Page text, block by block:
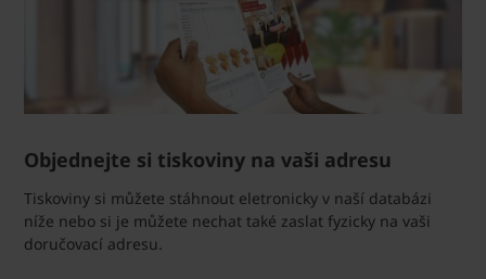
Objednejte si tiskoviny na vaši adresu
Tiskoviny si můžete stáhnout eletronicky v naší databázi
níže nebo si je můžete nechat také zaslat fyzicky na vaši
doručovací adresu.